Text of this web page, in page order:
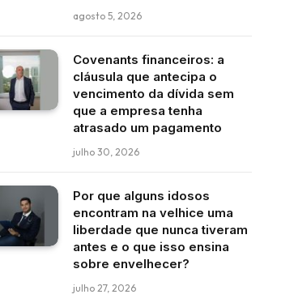
agosto 5, 2026
Covenants financeiros: a
cláusula que antecipa o
vencimento da dívida sem
que a empresa tenha
atrasado um pagamento
julho 30, 2026
Por que alguns idosos
encontram na velhice uma
liberdade que nunca tiveram
antes e o que isso ensina
sobre envelhecer?
julho 27, 2026